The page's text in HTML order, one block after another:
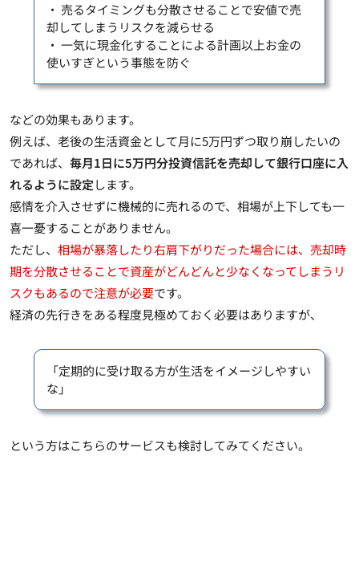
・ 売るタイミングも分散させることで安値で売
却してしまうリスクを減らせる
・ 一気に現金化することによる計画以上お金の
使いすぎという事態を防ぐ
などの効果もあります。
例えば、老後の生活資金として月に5万円ずつ取り崩したいの
であれば、 毎月1日に5万円分投資信託を売却して銀行口座に入
れるように設定します。
感情を介入させずに機械的に売れるので、相場が上下しても一
喜一憂することがありません。
ただし、 相場が暴落したり右肩下がりだった場合には、売却時
期を分散させることで資産がどんどんと少なくなってしまうリ
スクもあるので注意が必要です。
経済の先行きをある程度見極めておく必要はありますが、
「定期的に受け取る方が生活をイメージしやすい
な」
という方はこちらのサービスも検討してみてください。